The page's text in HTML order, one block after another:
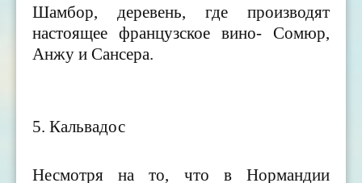
Шамбор, деревень, где производят
настоящее французское вино- Сомюр,
Анжу и Сансера.
5. Кальвадос
Несмотря на то, что в Нормандии